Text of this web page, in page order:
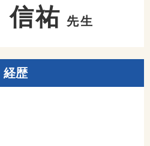
信祐 先生
経歴